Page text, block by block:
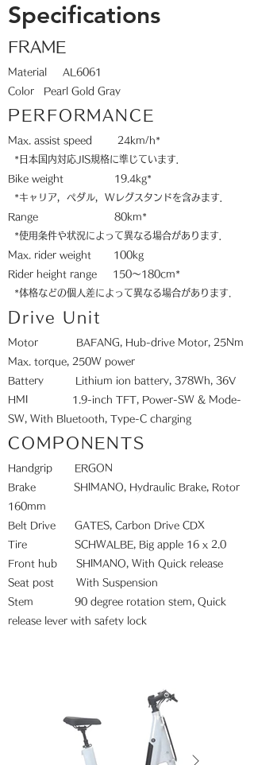
Specifications
FRAME
Material AL6061
Color Pearl Gold Gray
PERFORMANCE
Max. assist speed 24km/h*
*日本国内対応JIS規格に準じています．
Bike weight 19.4kg*
*キャリア，ペダル，Wレグスタンドを含みます．
Range 80km*
*使用条件や状況によって異なる場合があります．
Max. rider weight 100kg
Rider height range 150～180cm*
*体格などの個人差によって異なる場合があります.
Drive Unit
Motor BAFANG, Hub-drive Motor, 25Nm
Max. torque, 250W power
Battery Lithium ion battery, 378Wh, 36V
HMI 1.9-inch TFT, Power-SW & Mode-
SW, With Bluetooth, Type-C charging
COMPONENTS
Handgrip ERGON
Brake SHIMANO, Hydraulic Brake, Rotor
160mm
Belt Drive GATES, Carbon Drive CDX
Tire SCHWALBE, Big apple 16 x 2.0
Front hub SHIMANO, With Quick release
Seat post With Suspension
Stem 90 degree rotation stem, Quick
release lever with safety lock